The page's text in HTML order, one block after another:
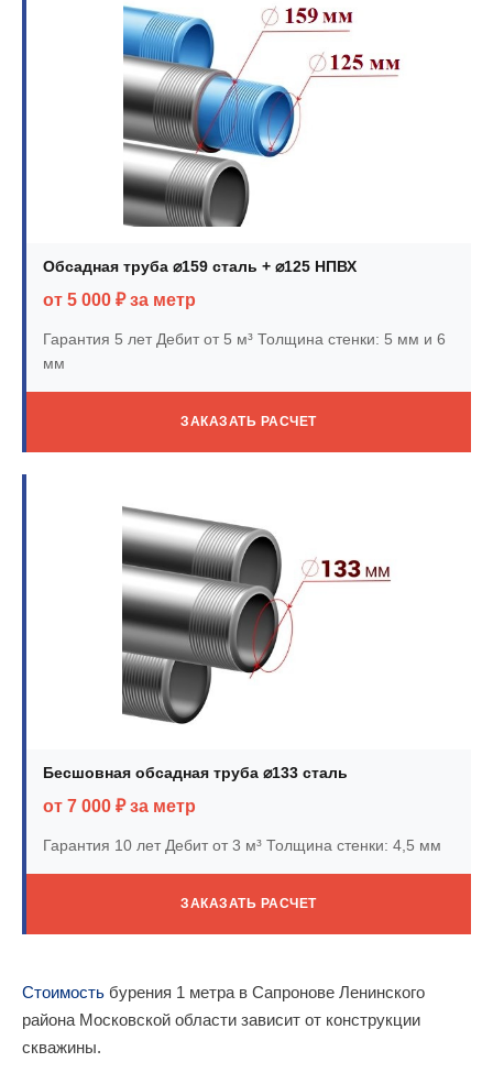
Обсадная труба ⌀159 сталь + ⌀125 НПВХ
от 5 000 ₽ за метр
Гарантия 5 летДебит от 5 м³ Толщина стенки: 5 мм и 6
мм
ЗАКАЗАТЬ РАСЧЕТ
Бесшовная обсадная труба ⌀133 сталь
от 7 000 ₽ за метр
Гарантия 10 летДебит от 3 м³ Толщина стенки: 4,5 мм
ЗАКАЗАТЬ РАСЧЕТ
Стоимость бурения 1 метра в Сапронове Ленинского
района Московской области зависит от конструкции
скважины.